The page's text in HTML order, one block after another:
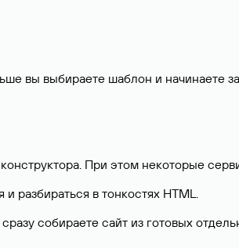
вы выбираете шаблон и начинаете
При этом некоторые
разбираться в тонкостях HTML.
собираете сайт из готовых